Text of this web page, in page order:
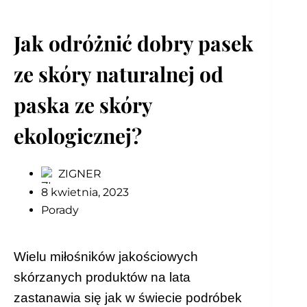
Jak odróżnić dobry pasek
ze skóry naturalnej od
paska ze skóry
ekologicznej?
ZIGNER
8 kwietnia, 2023
Porady
Wielu miłośników jakościowych
skórzanych produktów na lata
zastanawia się jak w świecie podróbek